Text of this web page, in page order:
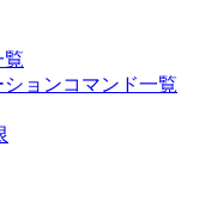
覧
ションコマンド一覧